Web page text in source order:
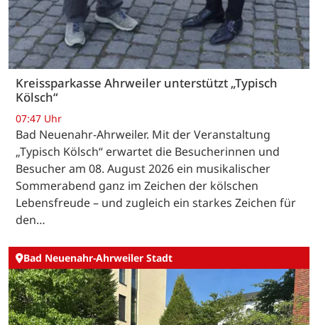
Kreissparkasse Ahrweiler unterstützt „Typisch
Kölsch“
07:47 Uhr
Bad Neuenahr-Ahrweiler. Mit der Veranstaltung
„Typisch Kölsch“ erwartet die Besucherinnen und
Besucher am 08. August 2026 ein musikalischer
Sommerabend ganz im Zeichen der kölschen
Lebensfreude – und zugleich ein starkes Zeichen für
den…
Bad Neuenahr-Ahrweiler Stadt